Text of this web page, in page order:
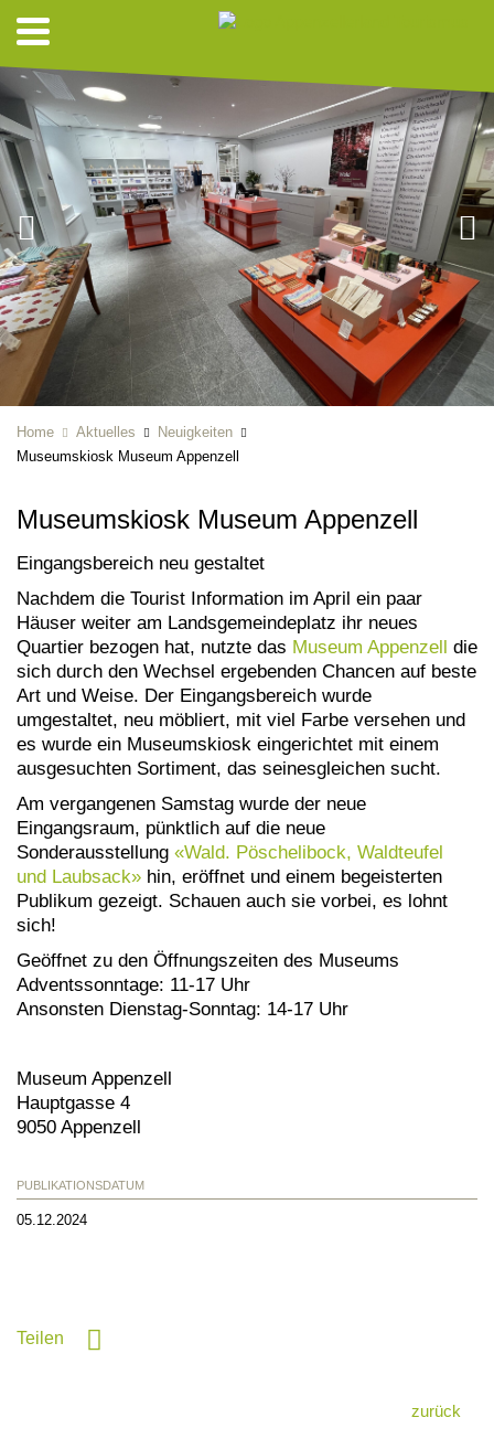
Home Aktuelles
Neuigkeiten
Museumskiosk Museum Appenzell
Museumskiosk Museum Appenzell
Eingangsbereich neu gestaltet
Nachdem die Tourist Information im April ein paar
Häuser weiter am Landsgemeindeplatz ihr neues
Quartier bezogen hat, nutzte das Museum Appenzell die
sich durch den Wechsel ergebenden Chancen auf beste
Art und Weise. Der Eingangsbereich wurde
umgestaltet, neu möbliert, mit viel Farbe versehen und
es wurde ein Museumskiosk eingerichtet mit einem
ausgesuchten Sortiment, das seinesgleichen sucht.
Am vergangenen Samstag wurde der neue
Eingangsraum, pünktlich auf die neue
Sonderausstellung «Wald. Pöschelibock, Waldteufel
und Laubsack» hin, eröffnet und einem begeisterten
Publikum gezeigt. Schauen auch sie vorbei, es lohnt
sich!
Geöffnet zu den Öffnungszeiten des Museums
Adventssonntage: 11-17 Uhr
Ansonsten Dienstag-Sonntag: 14-17 Uhr
Museum Appenzell
Hauptgasse 4
9050 Appenzell
PUBLIKATIONSDATUM
05.12.2024
Teilen
zurück